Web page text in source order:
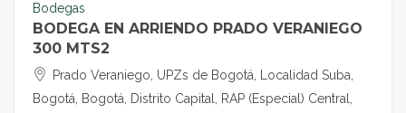
Bodegas
BODEGA EN ARRIENDO PRADO VERANIEGO
300 MTS2
Prado Veraniego, UPZs de Bogotá, Localidad Suba,
Bogotá, Bogotá, Distrito Capital, RAP (Especial) Central,